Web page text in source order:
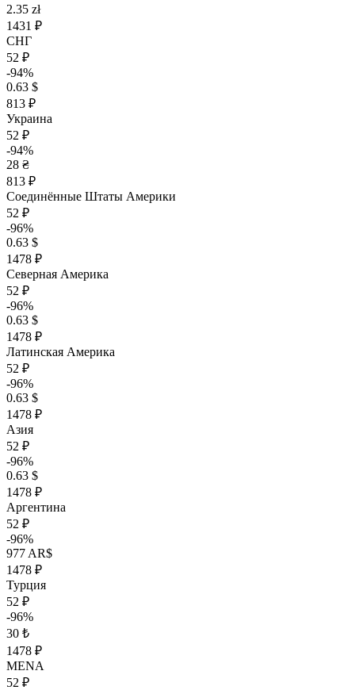
2.35 zł
1431 ₽
СНГ
52 ₽
-94%
0.63 $
813 ₽
Украина
52 ₽
-94%
28 ₴
813 ₽
Соединённые Штаты Америки
52 ₽
-96%
0.63 $
1478 ₽
Северная Америка
52 ₽
-96%
0.63 $
1478 ₽
Латинская Америка
52 ₽
-96%
0.63 $
1478 ₽
Азия
52 ₽
-96%
0.63 $
1478 ₽
Аргентина
52 ₽
-96%
977 AR$
1478 ₽
Турция
52 ₽
-96%
30 ₺
1478 ₽
MENA
52 ₽